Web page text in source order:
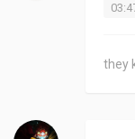
they